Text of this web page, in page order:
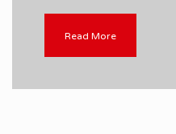
Read More